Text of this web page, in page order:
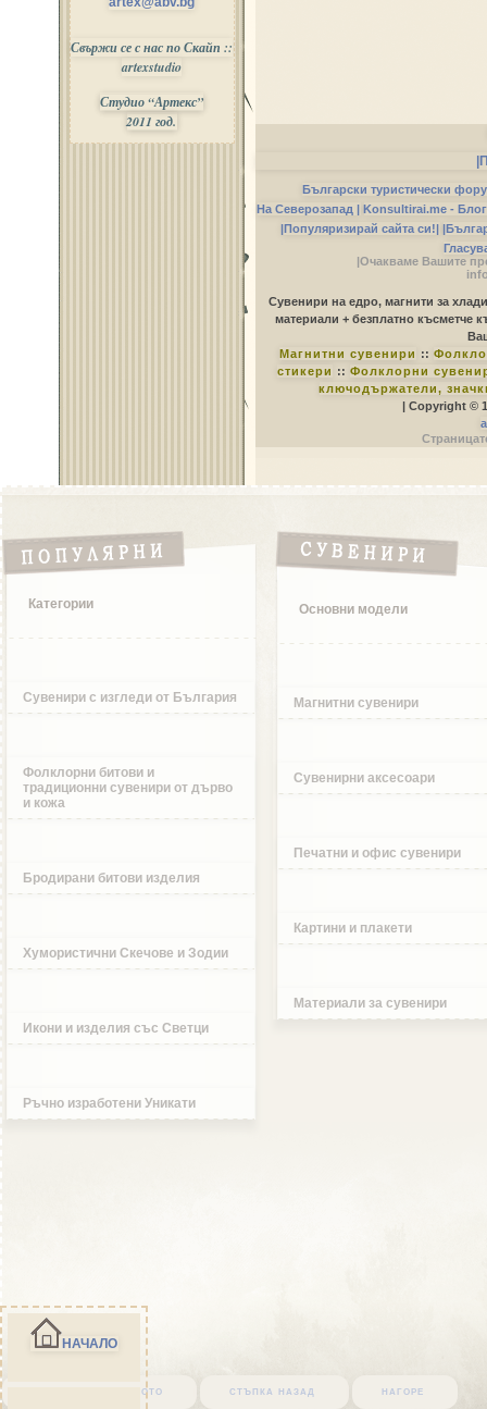
Свържи се с нас по Скайп ::
artexstudio
Студио “Артекс”
2011 год.
Български туристически
На Северозапад | Konsultirai.me -
|Популяризирай сайта си!|
|Очакваме Вашите
Сувенири на едро, магнити за
материали + безплатно късметче
Магнитни сувенири ::
стикери :: Фолклорни
ключодържатели,
| Copyright ©
Категории
Сувенири с изгледи от България
Фолклорни битови и
традиционни сувенири от дърво
и кожа
Бродирани битови изделия
Хумористични Скечове и Зодии
Икони и изделия със Светци
Ръчно изработени Уникати
Основни модели
Магнитни сувенири
Сувенирни аксесоари
Печатни и офис сувенири
Картини и плакети
Материали за сувенири
върни се в началото стъпка назад нагоре
НАЧАЛО